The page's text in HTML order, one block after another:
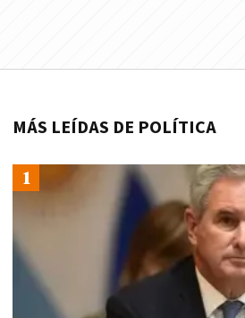
MÁS LEÍDAS DE POLÍTICA